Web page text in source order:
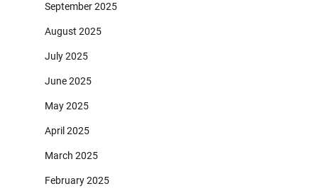
September 2025
August 2025
July 2025
June 2025
May 2025
April 2025
March 2025
February 2025